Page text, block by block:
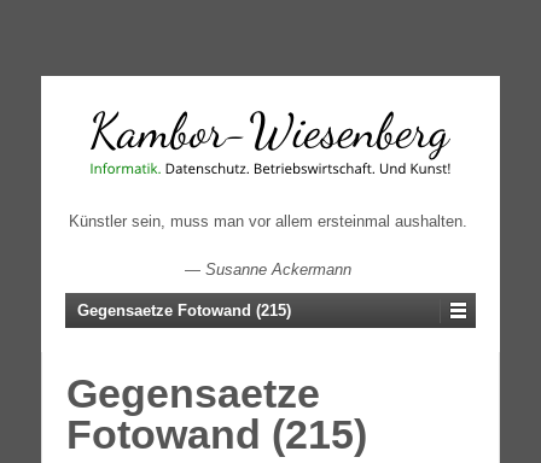
↓
CONTENT
Künstler sein, muss man vor allem ersteinmal aushalten.
—Susanne Ackermann
Gegensaetze Fotowand (215)
Gegensaetze
Fotowand (215)